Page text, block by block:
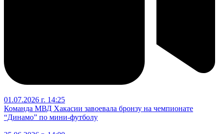
01.07.2026 г. 14:25
Команда МВД Хакасии завоевала бронзу на чемпионате
“Динамо” по мини-футболу